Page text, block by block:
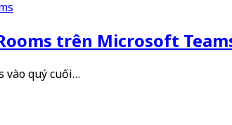
trên Microsoft
vào quý cuối…